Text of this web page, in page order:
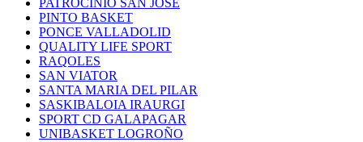
PATROCINIO SAN JOSÉ
PINTO BASKET
PONCE VALLADOLID
QUALITY LIFE SPORT
RAQOLES
SAN VIATOR
SANTA MARIA DEL PILAR
SASKIBALOIA IRAURGI
SPORT CD GALAPAGAR
UNIBASKET LOGROÑO